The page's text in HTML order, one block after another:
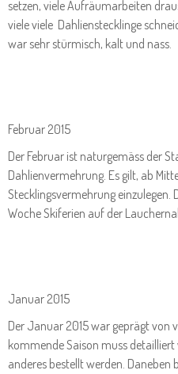
setzen, viele Aufräumarbeiten
viele viele Dahlienstecklinge
war sehr stürmisch, kalt und nass.
Februar 2015
Der Februar ist naturgemäss der
Dahlienvermehrung. Es gilt, ab
Stecklingsvermehrung
Woche Skiferien auf der
Januar 2015
Der Januar 2015 war geprägt von
kommende Saison muss
anderes bestellt werden.